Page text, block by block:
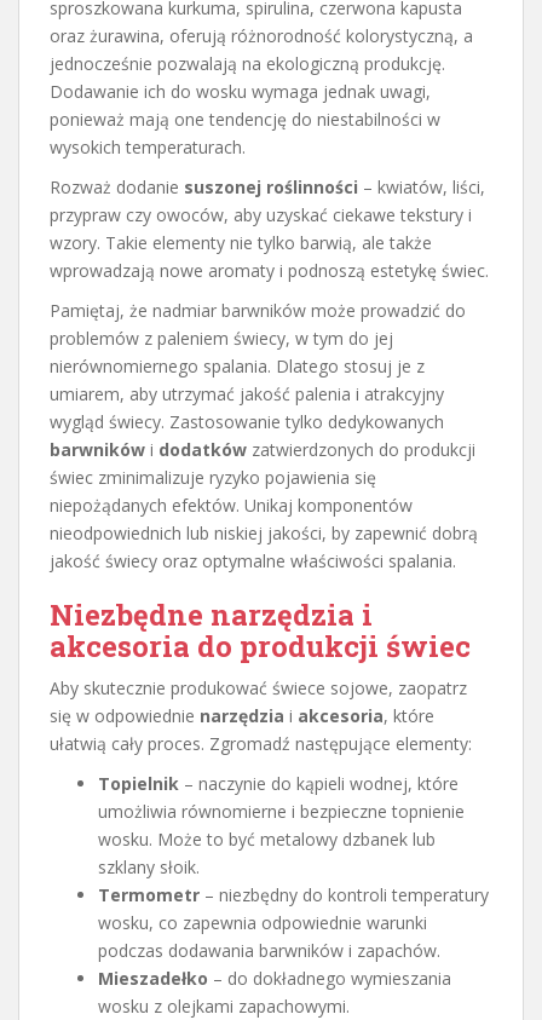
sproszkowana kurkuma, spirulina, czerwona kapusta
oraz żurawina, oferują różnorodność kolorystyczną, a
jednocześnie pozwalają na ekologiczną produkcję.
Dodawanie ich do wosku wymaga jednak uwagi,
ponieważ mają one tendencję do niestabilności w
wysokich temperaturach.
Rozważ dodanie suszonej roślinności – kwiatów, liści,
przypraw czy owoców, aby uzyskać ciekawe tekstury i
wzory. Takie elementy nie tylko barwią, ale także
wprowadzają nowe aromaty i podnoszą estetykę świec.
Pamiętaj, że nadmiar barwników może prowadzić do
problemów z paleniem świecy, w tym do jej
nierównomiernego spalania. Dlatego stosuj je z
umiarem, aby utrzymać jakość palenia i atrakcyjny
wygląd świecy. Zastosowanie tylko dedykowanych
barwników i dodatków zatwierdzonych do produkcji
świec zminimalizuje ryzyko pojawienia się
niepożądanych efektów. Unikaj komponentów
nieodpowiednich lub niskiej jakości, by zapewnić dobrą
jakość świecy oraz optymalne właściwości spalania.
Niezbędne narzędzia i
akcesoria do produkcji świec
Aby skutecznie produkować świece sojowe, zaopatrz
się w odpowiednie narzędzia i akcesoria, które
ułatwią cały proces. Zgromadź następujące elementy:
Topielnik – naczynie do kąpieli wodnej, które
umożliwia równomierne i bezpieczne topnienie
wosku. Może to być metalowy dzbanek lub
szklany słoik.
Termometr – niezbędny do kontroli temperatury
wosku, co zapewnia odpowiednie warunki
podczas dodawania barwników i zapachów.
Mieszadełko – do dokładnego wymieszania
wosku z olejkami zapachowymi.